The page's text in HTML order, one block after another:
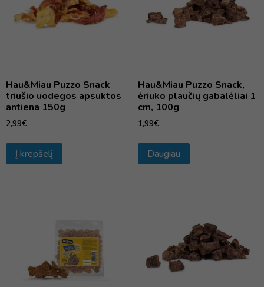
Hau&Miau Puzzo Snack
triušio uodegos apsuktos
antiena 150g
2,99€
Į krepšelį
Hau&Miau Puzzo Snack,
ėriuko plaučių gabalėliai 1
cm, 100g
1,99€
Daugiau